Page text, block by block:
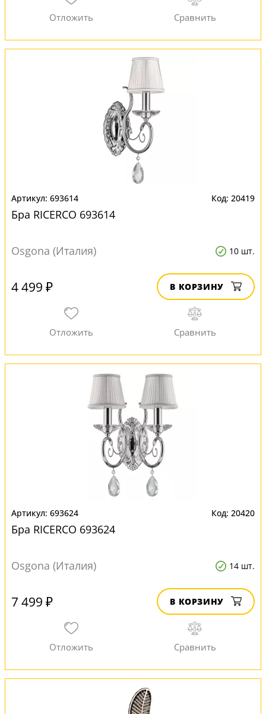
693614 20419
Бра RICERCO 693614
Osgona (Италия) 10 шт.
4 499 ₽ В КОРЗИНУ
693624 20420
Бра RICERCO 693624
Osgona (Италия) 14 шт.
7 499 ₽ В КОРЗИНУ